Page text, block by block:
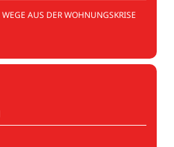
AUS DER WOHNUNGSKRISE